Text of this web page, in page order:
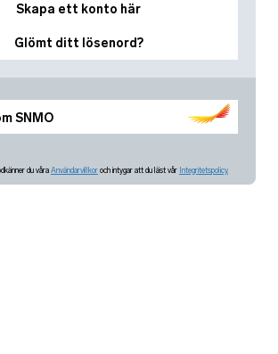
SNMO
Skapa ett konto här
Glömt ditt lösenord?
du våra Användarvillkor och intygar att du läst vår Integritetspolicy.